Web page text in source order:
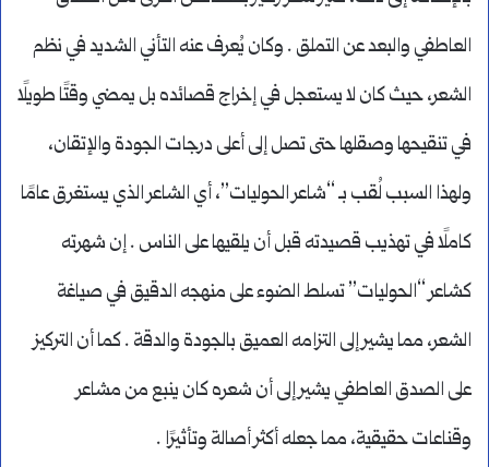
العاطفي والبعد عن التملق . وكان يُعرف عنه التأني الشديد في نظم
الشعر، حيث كان لا يستعجل في إخراج قصائده بل يمضي وقتًا طويلًا
في تنقيحها وصقلها حتى تصل إلى أعلى درجات الجودة والإتقان،
ولهذا السبب لُقب بـ “شاعر الحوليات”، أي الشاعر الذي يستغرق عامًا
كاملًا في تهذيب قصيدته قبل أن يلقيها على الناس . إن شهرته
كشاعر “الحوليات” تسلط الضوء على منهجه الدقيق في صياغة
الشعر، مما يشير إلى التزامه العميق بالجودة والدقة . كما أن التركيز
على الصدق العاطفي يشير إلى أن شعره كان ينبع من مشاعر
وقناعات حقيقية، مما جعله أكثر أصالة وتأثيرًا .